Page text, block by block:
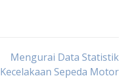
Mengurai Data Statistik
Kecelakaan Sepeda Motor